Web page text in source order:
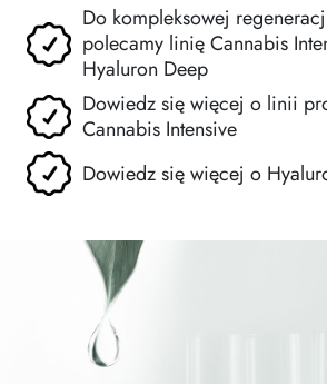
Do kompleksowej
polecamy linię Cannabis
Hyaluron Deep
Dowiedz się więcej o linii
Cannabis Intensive
Dowiedz się więcej o